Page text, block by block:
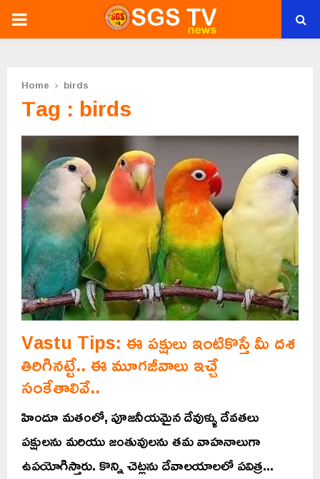
PRIMARY
Home birds
Tag : birds
Vastu Tips: ఈ పక్షులు ఇంటికొస్తే మీ దశ
తిరిగినట్టే.. ఈ మూగజీవాలు ఇచ్చే
సంకేతాలివే..
హిందూ మతంలో, పూజనీయమైన దేవుళ్ళు దేవతలు
పక్షులను మరియు జంతువులను తమ వాహనాలుగా
ఉపయోగిస్తారు. కొన్ని చెట్లను దేవాలయాలలో పవిత్ర...